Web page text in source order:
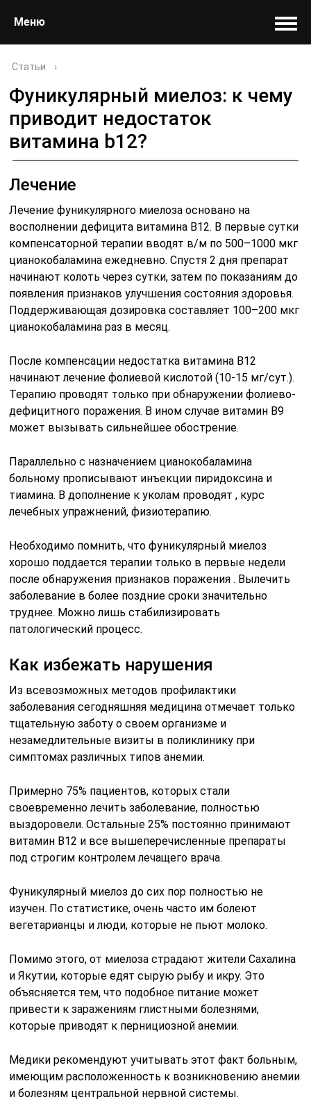
Меню
Статьи ›
Фуникулярный миелоз: к чему
приводит недостаток
витамина b12?
Лечение
Лечение фуникулярного миелоза основано на
восполнении дефицита витамина B12. В первые сутки
компенсаторной терапии вводят в/м по 500–1000 мкг
цианокобаламина ежедневно. Спустя 2 дня препарат
начинают колоть через сутки, затем по показаниям до
появления признаков улучшения состояния здоровья.
Поддерживающая дозировка составляет 100–200 мкг
цианокобаламина раз в месяц.
После компенсации недостатка витамина B12
начинают лечение фолиевой кислотой (10-15 мг/сут.).
Терапию проводят только при обнаружении фолиево-
дефицитного поражения. В ином случае витамин B9
может вызывать сильнейшее обострение.
Параллельно с назначением цианокобаламина
больному прописывают инъекции пиридоксина и
тиамина. В дополнение к уколам проводят , курс
лечебных упражнений, физиотерапию.
Необходимо помнить, что фуникулярный миелоз
хорошо поддается терапии только в первые недели
после обнаружения признаков поражения . Вылечить
заболевание в более поздние сроки значительно
труднее. Можно лишь стабилизировать
патологический процесс.
Как избежать нарушения
Из всевозможных методов профилактики
заболевания сегодняшняя медицина отмечает только
тщательную заботу о своем организме и
незамедлительные визиты в поликлинику при
симптомах различных типов анемии.
Примерно 75% пациентов, которых стали
своевременно лечить заболевание, полностью
выздоровели. Остальные 25% постоянно принимают
витамин В12 и все вышеперечисленные препараты
под строгим контролем лечащего врача.
Фуникулярный миелоз до сих пор полностью не
изучен. По статистике, очень часто им болеют
вегетарианцы и люди, которые не пьют молоко.
Помимо этого, от миелоза страдают жители Сахалина
и Якутии, которые едят сырую рыбу и икру. Это
объясняется тем, что подобное питание может
привести к заражениям глистными болезнями,
которые приводят к пернициозной анемии.
Медики рекомендуют учитывать этот факт больным,
имеющим расположенность к возникновению анемии
и болезням центральной нервной системы.